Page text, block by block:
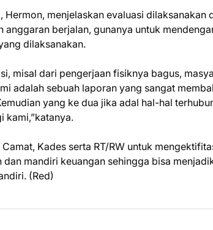
Hermon, menjelaskan evaluasi dilaksanakan
anggaran berjalan, gunanya untuk
dilaksanakan.
misal dari pengerjaan fisiknya bagus,
adalah sebuah laporan yang sangat
yang ke dua jika adal hal-hal
kami,”katanya.
Kades serta RT/RW untuk
mandiri keuangan sehingga bisa
(Red)